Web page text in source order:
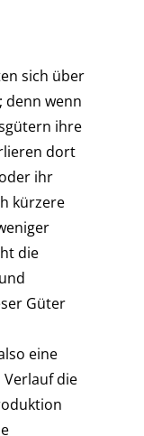
sich über
denn wenn
ihre
dort
ihr
kürzere
die
Güter
eine
die